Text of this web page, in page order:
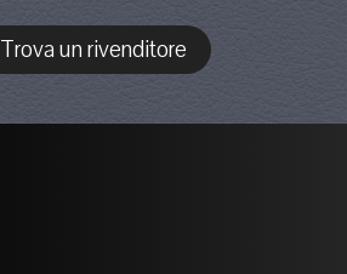
Trova un rivenditore